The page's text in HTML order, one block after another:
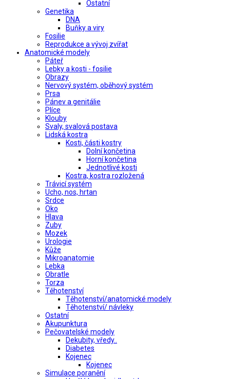
Ostatní
Genetika
DNA
Buňky a viry
Fosilie
Reprodukce a vývoj zvířat
Anatomické modely
Páteř
Lebky a kosti - fosilie
Obrazy
Nervový systém, oběhový systém
Prsa
Pánev a genitálie
Plíce
Klouby
Svaly, svalová postava
Lidská kostra
Kosti, části kostry
Dolní končetina
Horní končetina
Jednotlivé kosti
Kostra, kostra rozložená
Trávicí systém
Ucho, nos, hrtan
Srdce
Oko
Hlava
Zuby
Mozek
Urologie
Kůže
Mikroanatomie
Lebka
Obratle
Torza
Těhotenství
Těhotenství/anatomické modely
Těhotenství/ návleky
Ostatní
Akupunktura
Pečovatelské modely
Dekubity, vředy..
Diabetes
Kojenec
Kojenec
Simulace poranění